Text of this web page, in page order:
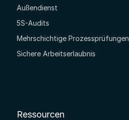
Außendienst
5S-Audits
Mehrschichtige Prozessprüfungen
Sichere Arbeitserlaubnis
Ressourcen